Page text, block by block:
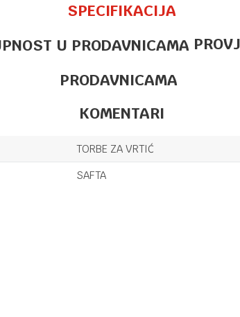
SPECIFIKACIJA
PRODAVNICAMA
KOMENTARI
TORBE ZA VRTIĆ
SAFTA